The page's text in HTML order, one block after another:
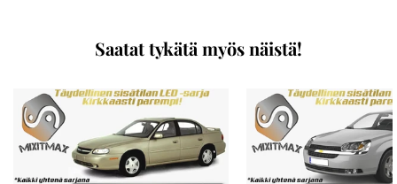
Saatat tykätä myös näistä!